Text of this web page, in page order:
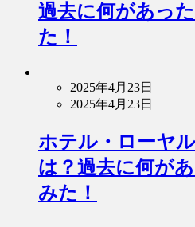
過去に何があっ
た！
2025年4月23日
2025年4月23日
ホテル・ローヤ
は？過去に何が
みた！